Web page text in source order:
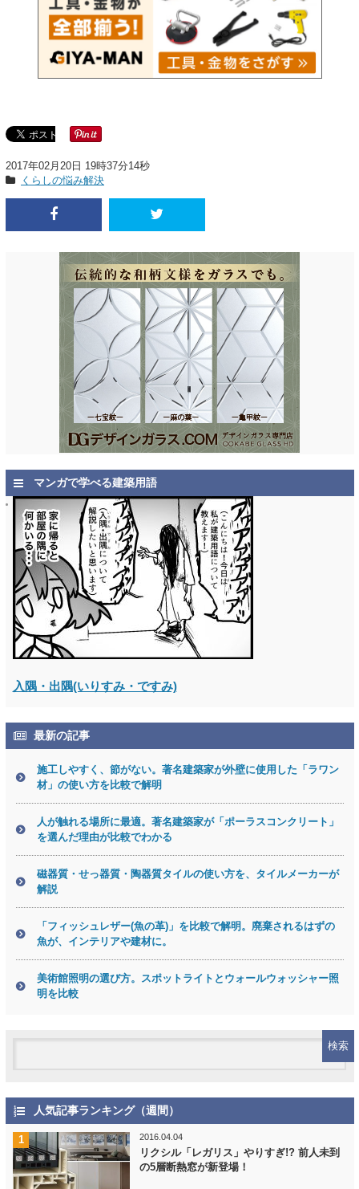
2017年02月20日 19時37分14秒
くらしの悩み解決
マンガで学べる建築用語
入隅・出隅(いりすみ・ですみ)
最新の記事
施工しやすく、節がない。著名建築家が外壁に使用した「ラワン
材」の使い方を比較で解明
人が触れる場所に最適。著名建築家が「ポーラスコンクリート」
を選んだ理由が比較でわかる
磁器質・せっ器質・陶器質タイルの使い方を、タイルメーカーが
解説
「フィッシュレザー(魚の革)」を比較で解明。廃棄されるはずの
魚が、インテリアや建材に。
美術館照明の選び方。スポットライトとウォールウォッシャー照
明を比較
人気記事ランキング（週間）
2016.04.04
リクシル「レガリス」やりすぎ!? 前人未到
の5層断熱窓が新登場！